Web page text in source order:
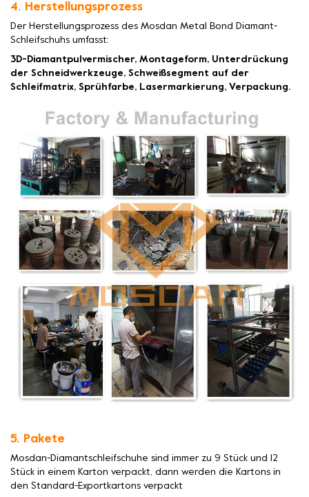
4. Herstellungsprozess
Der Herstellungsprozess des Mosdan Metal Bond Diamant-
Schleifschuhs umfasst:
3D-Diamantpulvermischer, Montageform, Unterdrückung
der Schneidwerkzeuge, Schweißsegment auf der
Schleifmatrix, Sprühfarbe, Lasermarkierung, Verpackung.
5. Pakete
Mosdan-Diamantschleifschuhe sind immer zu 9 Stück und 12
Stück in einem Karton verpackt, dann werden die Kartons in
den Standard-Exportkartons verpackt